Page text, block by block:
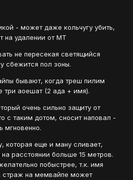
- может даже кольчугу убить,
на удалении от МТ
не пересекая светящийся
сбежится пол зоны.
бывают, когда треш пилим
аоешат (2 ада + имя).
очень сильно защиту от
с таким дотом, сносит наповал -
мгновенно.
которая еще и ману сливает,
расстоянии больше 15 метров.
побыстрее, т.к. имя
страж на мемвайпе может